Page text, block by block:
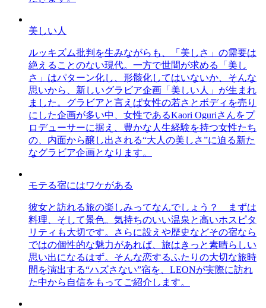
美しい人
ルッキズム批判を生みながらも、「美しさ」の需要は
絶えることのない現代。一方で世間が求める「美し
さ」はパターン化し、形骸化してはいないか、そんな
思いから、新しいグラビア企画「美しい人」が生まれ
ました。グラビアと言えば女性の若さとボディを売り
にした企画が多い中、女性であるKaori Oguriさんをプ
ロデューサーに据え、豊かな人生経験を持つ女性たち
の、内面から醸し出される“大人の美しさ”に迫る新た
なグラビア企画となります。
モテる宿にはワケがある
彼女と訪れる旅の楽しみってなんでしょう？ まずは
料理、そして景色。気持ちのいい温泉と高いホスピタ
リティも大切です。さらに設えや歴史などその宿なら
ではの個性的な魅力があれば、旅はきっと素晴らしい
思い出になるはず。そんな恋するふたりの大切な旅時
間を演出する“ハズさない”宿を、LEONが実際に訪れ
た中から自信をもってご紹介します。